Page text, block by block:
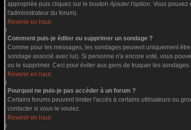
appropriée puis cliquez sur le boutonAjouter l'option. Vous pouvez
l'administrateur du forum).
Revenir en haut
Comment puis-je éditer ou supprimer un sondage ?
Comme pour les messages, les sondages peuvent uniquement
sondage associé avec lui). Si personne n'a encore voté, vous
ou le supprimer. Ceci pour éviter aux gens de truquer les
Revenir en haut
Pourquoi ne puis-je pas accéder à un forum ?
Certains forums peuvent limiter l'accès à certains utilisateurs ou
contacter si vous le voulez.
Revenir en haut